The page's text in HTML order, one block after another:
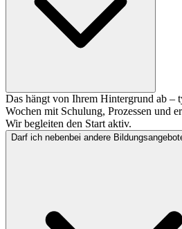
Das hängt von Ihrem Hintergrund ab –
Wochen mit Schulung, Prozessen und
Wir begleiten den Start aktiv.
Darf ich nebenbei andere